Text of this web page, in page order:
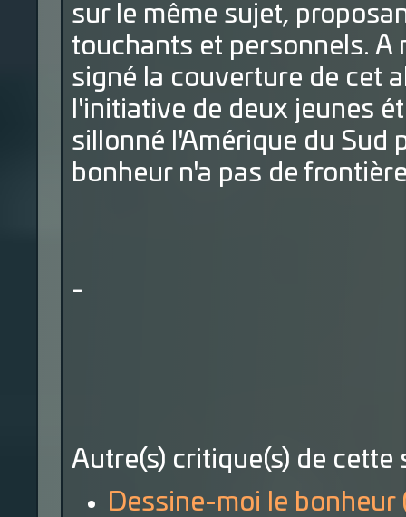
sur le même sujet,
touchants et personnels. A
signé la couverture de cet
l'initiative de deux jeunes
sillonné l'Amérique du Sud
bonheur n'a pas de
-
Autre(s) critique(s) de cette
Dessine-moi le bonheur